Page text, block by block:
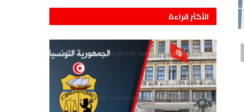
الأكثر قراءة